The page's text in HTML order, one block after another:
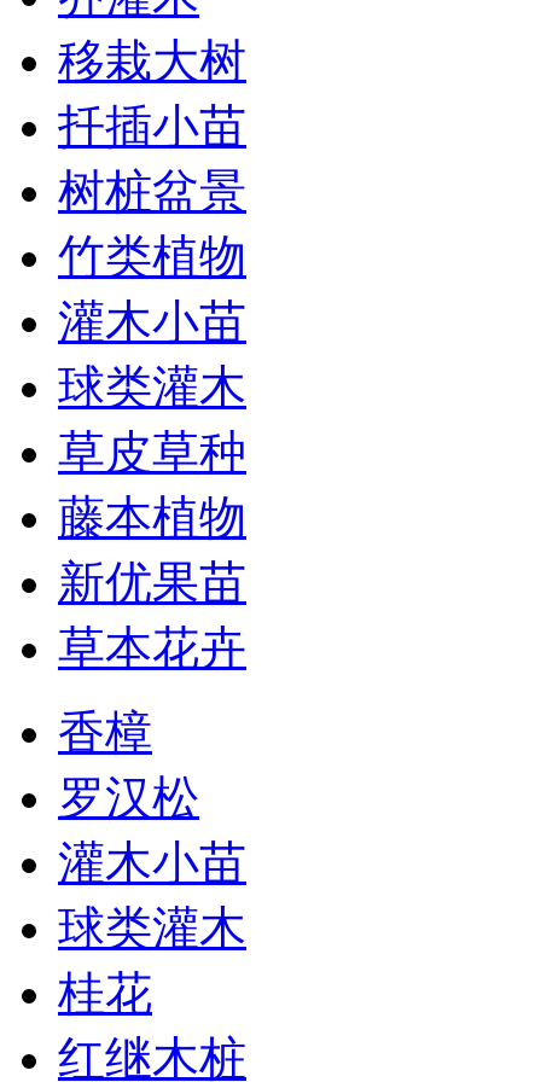
移栽大树
扦插小苗
树桩盆景
竹类植物
灌木小苗
球类灌木
草皮草种
藤本植物
新优果苗
草本花卉
香樟
罗汉松
灌木小苗
球类灌木
桂花
红继木桩